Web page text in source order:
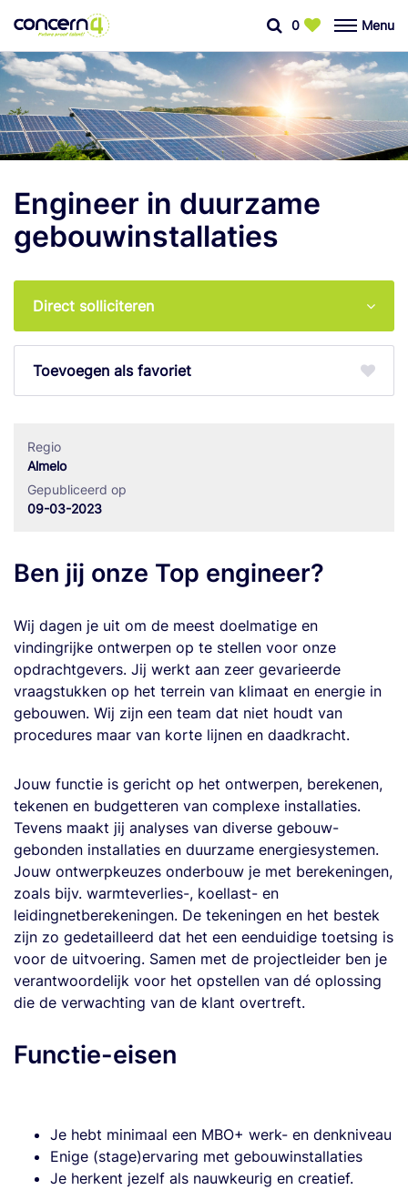
0 Menu
Engineer in duurzame
gebouwinstallaties
Direct solliciteren
favoriet
Regio
Almelo
Gepubliceerd op
09-03-2023
Ben jij onze Top engineer?
Wij dagen je uit om de meest doelmatige en
vindingrijke ontwerpen op te stellen voor onze
opdrachtgevers. Jij werkt aan zeer gevarieerde
vraagstukken op het terrein van klimaat en energie in
gebouwen. Wij zijn een team dat niet houdt van
procedures maar van korte lijnen en daadkracht.
Jouw functie is gericht op het ontwerpen, berekenen,
tekenen en budgetteren van complexe installaties.
Tevens maakt jij analyses van diverse gebouw-
gebonden installaties en duurzame energiesystemen.
Jouw ontwerpkeuzes onderbouw je met berekeningen,
zoals bijv. warmteverlies-, koellast- en
leidingnetberekeningen. De tekeningen en het bestek
zijn zo gedetailleerd dat het een eenduidige toetsing is
voor de uitvoering. Samen met de projectleider ben je
verantwoordelijk voor het opstellen van dé oplossing
die de verwachting van de klant overtreft.
Functie-eisen
Je hebt minimaal een MBO+ werk- en denkniveau
Enige (stage)ervaring met gebouwinstallaties
Je herkent jezelf als nauwkeurig en creatief.